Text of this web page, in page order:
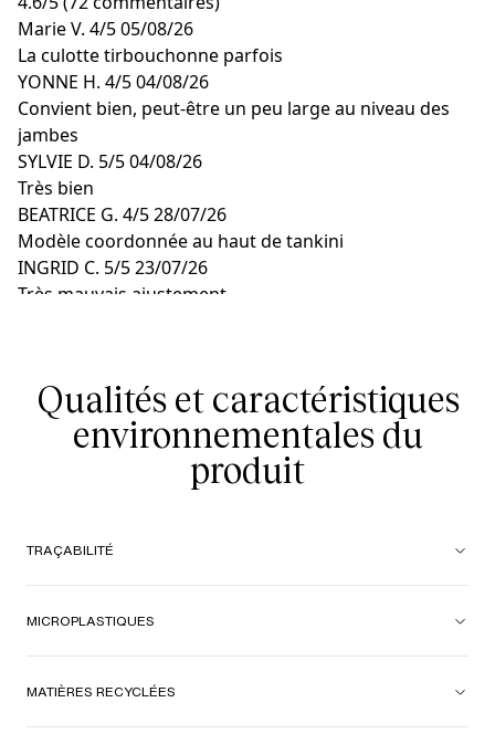
Marie V. 4/505/08/26
La culotte tirbouchonne parfois
YONNE H. 4/504/08/26
Convient bien, peut-être un peu large au niveau des
jambes
SYLVIE D. 5/504/08/26
Très bien
BEATRICE G. 4/528/07/26
Modèle coordonnée au haut de tankini
INGRID C. 5/523/07/26
Très mauvais ajustement
Qualités et caractéristiques
environnementales du
produit
TRAÇABILITÉ
MICROPLASTIQUES
MATIÈRES RECYCLÉES